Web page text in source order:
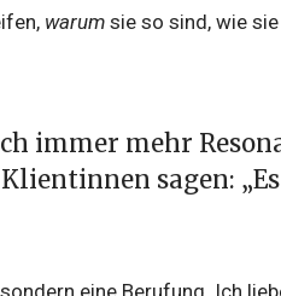
warum sie so sind, wie
immer mehr
sagen:
eine Berufung. Ich